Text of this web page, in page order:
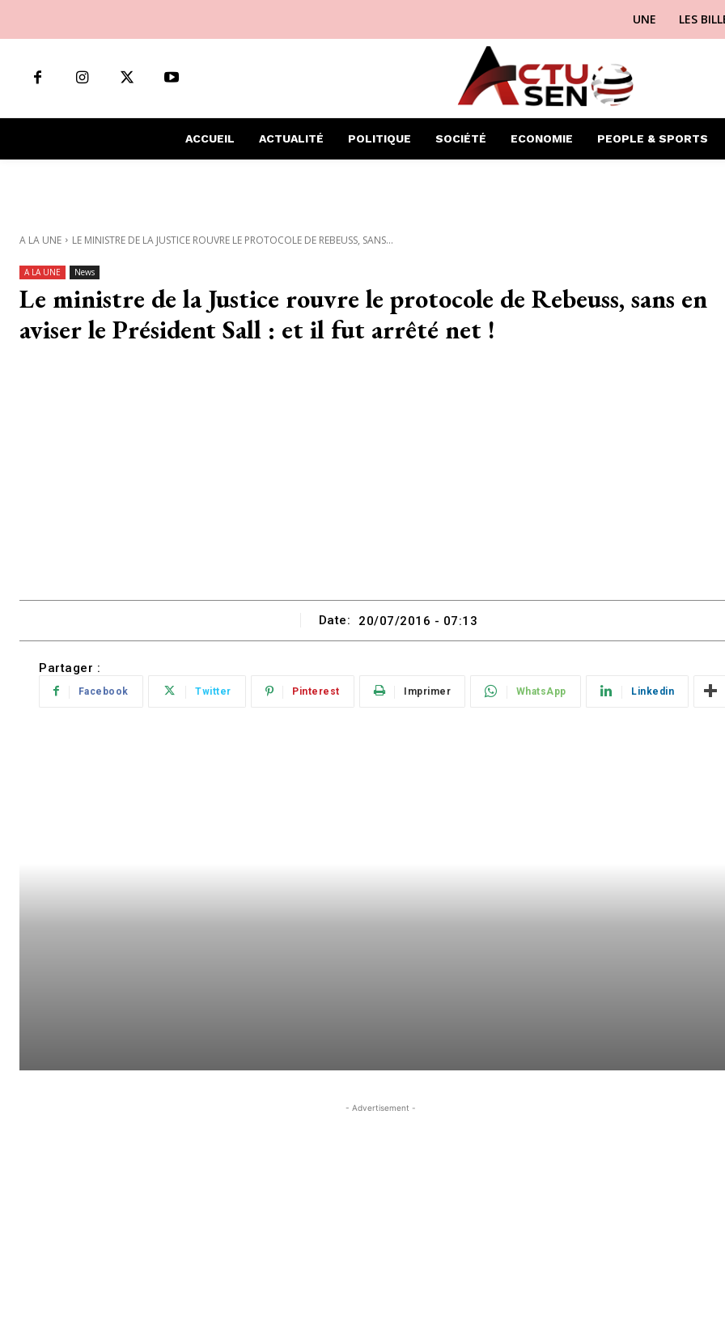
UNE LES
ACCUEIL ACTUALITÉ POLITIQUE SOCIÉTÉ ECONOMIE PEOPLE & SPORTS
A LA UNE LE MINISTRE DE LA JUSTICE ROUVRE LE PROTOCOLE DE REBEUSS, SANS...
A LA UNE News
Le ministre de la Justice rouvre le protocole de Rebeuss, sans en
aviser le Président Sall : et il fut arrêté net !
Date: 20/07/2016 - 07:13
Partager :
Facebook Twitter Pinterest Imprimer WhatsApp Linkedin
- Advertisement -